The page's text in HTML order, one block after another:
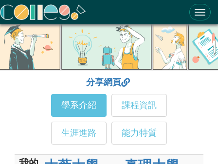
ColleGo! 大學選才與高中育才輔助系統
分享網頁
學系介紹 課程資訊
生涯進路 能力特質